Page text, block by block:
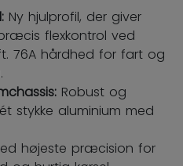
Ny hjulprofil, der giver
flexkontrol ved
76A hårdhed for fart og
Robust og
stykke aluminium med
højeste præcision for